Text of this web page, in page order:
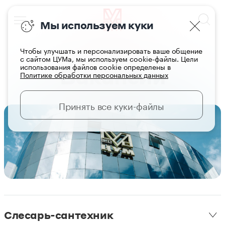
Вакансии
Слесарь-сантехник
Мы используем куки
Чтобы улучшать и персонализировать ваше общение
с сайтом ЦУМа, мы используем cookie-файлы. Цели
использования файлов cookie определены в
Политике обработки персональных данных
Принять все куки-файлы